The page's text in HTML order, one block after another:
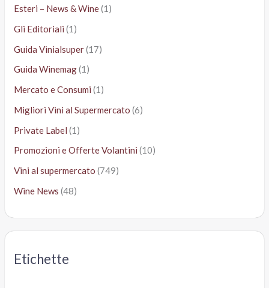
Esteri – News & Wine(1)
Gli Editoriali (1)
Guida Vinialsuper(17)
Guida Winemag(1)
Mercato e Consumi (1)
Migliori Vini al Supermercato (6)
Private Label (1)
Promozioni e Offerte Volantini (10)
Vini al supermercato (749)
Wine News (48)
Etichette